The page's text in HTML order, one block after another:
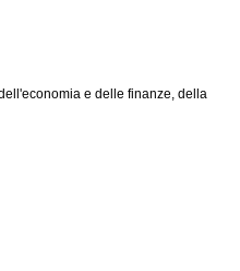
e delle finanze, della